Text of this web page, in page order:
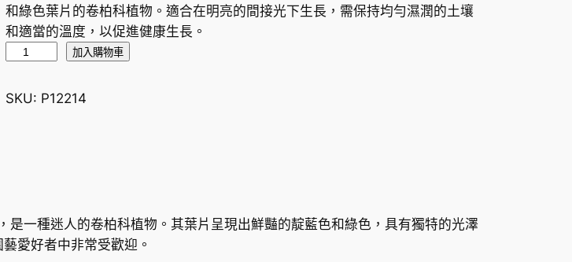
和綠色葉片的卷柏科植物。適合在明亮的間接光下生長，需保持均勻濕潤的土壤
和適當的溫度，以促進健康生長。
靛
孔
雀
卷
加入購物車
SKU: P12214
一種迷人的卷柏科植物。其葉片呈現出鮮豔的靛藍色和綠色，具有獨特的光澤
愛好者中非常受歡迎。